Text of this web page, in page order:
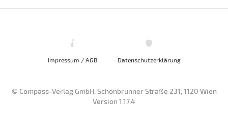
Impressum / AGB Datenschutzerklärung
© Compass-Verlag GmbH, Schönbrunner Straße 231, 1120 Wien
Version 1.17.4